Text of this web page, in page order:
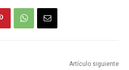
Artículo siguiente